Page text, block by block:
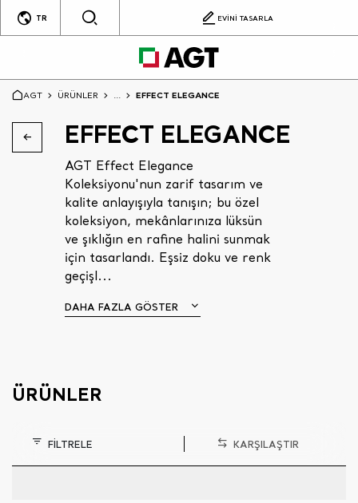
TR EVİNİ TASARLA
AGT ÜRÜNLER ... EFFECT ELEGANCE
EFFECT ELEGANCE
AGT Effect Elegance
Koleksiyonu'nun zarif tasarım ve
kalite anlayışıyla tanışın; bu özel
koleksiyon, mekânlarınıza lüksün
ve şıklığın en rafine halini sunmak
için tasarlandı. Eşsiz doku ve renk
geçişl...
DAHA FAZLA GÖSTER
ÜRÜNLER
FİLTRELE KARŞILAŞTIR